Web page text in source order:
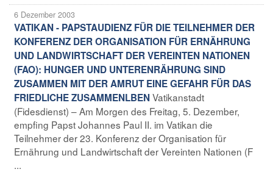
6 Dezember 2003
VATIKAN - PAPSTAUDIENZ FÜR DIE TEILNEHMER DER
KONFERENZ DER ORGANISATION FÜR ERNÄHRUNG
UND LANDWIRTSCHAFT DER VEREINTEN NATIONEN
(FAO): HUNGER UND UNTERENRÄHRUNG SIND
ZUSAMMEN MIT DER AMRUT EINE GEFAHR FÜR DAS
FRIEDLICHE ZUSAMMENLBENVatikanstadt
(Fidesdienst) – Am Morgen des Freitag, 5. Dezember,
empfing Papst Johannes Paul II. im Vatikan die
Teilnehmer der 23. Konferenz der Organisation für
Ernährung und Landwirtschaft der Vereinten Nationen (F
...